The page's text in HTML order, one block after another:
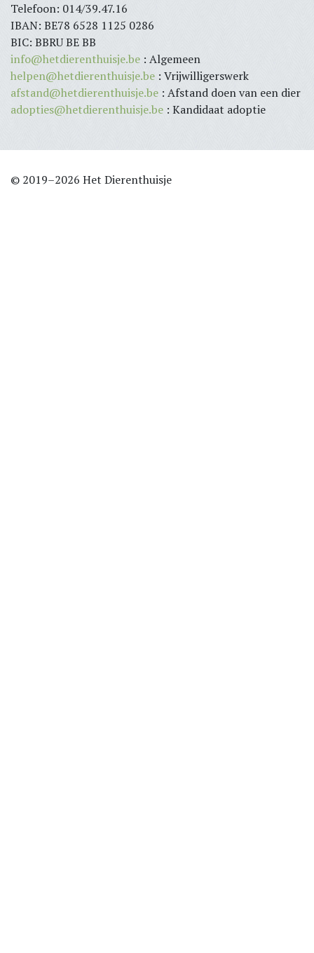
Telefoon: 014/39.47.16
IBAN: BE78 6528 1125 0286
BIC: BBRU BE BB
info@hetdierenthuisje.be : Algemeen
helpen@hetdierenthuisje.be : Vrijwilligerswerk
afstand@hetdierenthuisje.be : Afstand doen van een dier
adopties@hetdierenthuisje.be : Kandidaat adoptie
© 2019–2026 Het Dierenthuisje